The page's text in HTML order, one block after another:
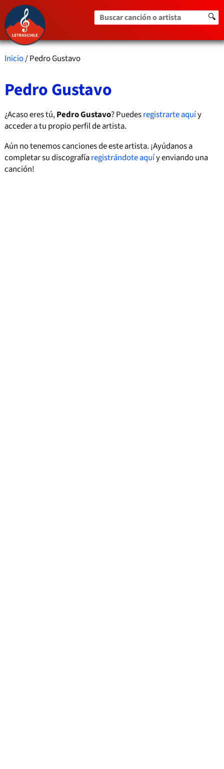
Buscar canción o artista 🔍
Inicio/ Pedro Gustavo
Pedro Gustavo
¿Acaso eres tú,Pedro Gustavo? Puedesregistrarte aquíy
acceder a tu propio perfil de artista.
Aún no tenemos canciones de este artista. ¡Ayúdanos a
completar su discografíaregistrándote aquíy enviando una
canción!